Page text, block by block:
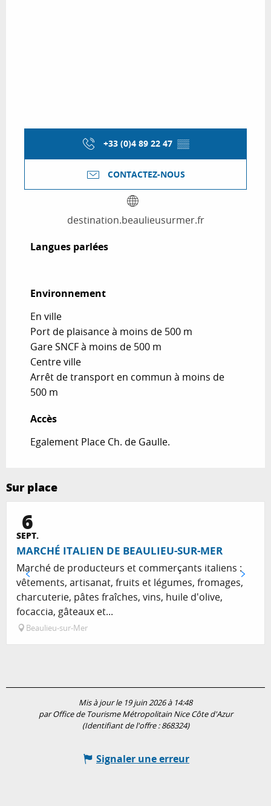
+33 (0)4 89 22 47 ▒▒
CONTACTEZ-NOUS
destination.beaulieusurmer.fr
Langues parlées
Langues parlées
Environnement
Environnement
En ville
Port de plaisance à moins de 500 m
Gare SNCF à moins de 500 m
Centre ville
Arrêt de transport en commun à moins de
500 m
Accès
Accès
Egalement Place Ch. de Gaulle.
Sur place
6
SEPT.
MARCHÉ ITALIEN DE BEAULIEU-SUR-MER
Marché de producteurs et commerçants italiens :
vêtements, artisanat, fruits et légumes, fromages,
charcuterie, pâtes fraîches, vins, huile d'olive,
focaccia, gâteaux et...
Beaulieu-sur-Mer
Mis à jour le 19 juin 2026 à 14:48
par Office de Tourisme Métropolitain Nice Côte d'Azur
(Identifiant de l'offre :868324)
Signaler une erreur